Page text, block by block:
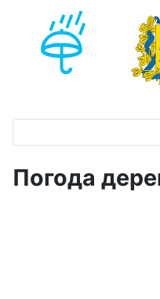
Погода